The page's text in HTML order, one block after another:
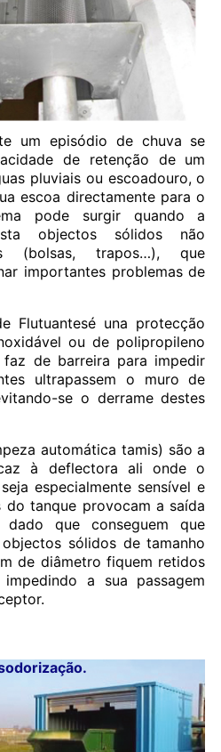
um episódio de chuva se
de retenção de um
pluviais ou escoadouro, o
escoa directamente para o
pode surgir quando a
objectos sólidos não
(bolsas, trapos…), que
importantes problemas de
Flutuantesé una protecção
ou de polipropileno
de barreira para impedir
ultrapassem o muro de
se o derrame destes
automática tamis) são a
à deflectora ali onde o
especialmente sensível e
do tanque provocam a saída
dado que conseguem que
sólidos de tamanho
de diâmetro fiquem retidos
impedindo a sua passagem